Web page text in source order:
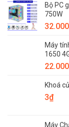
Bộ PC
750W
Máy
1650
Khoá
3₫
Máy